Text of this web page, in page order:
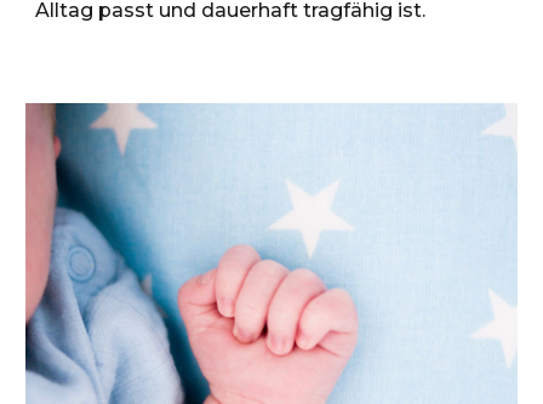
Alltag passt und dauerhaft tragfähig ist.